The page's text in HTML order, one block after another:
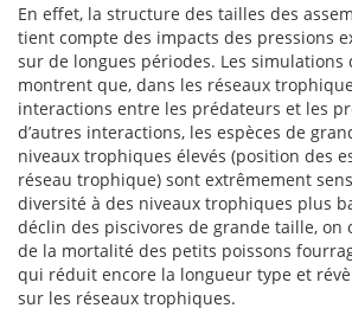
En effet, la structure des tailles des
tient compte des impacts des pressions
sur de longues périodes. Les simulations
montrent que, dans les réseaux
interactions entre les prédateurs et les
d’autres interactions, les espèces de
niveaux trophiques élevés (position des
réseau trophique) sont extrêmement
diversité à des niveaux trophiques plus
déclin des piscivores de grande taille, on
de la mortalité des petits poissons
qui réduit encore la longueur type et
sur les réseaux trophiques.